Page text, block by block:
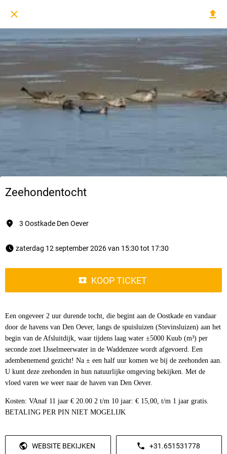
Zeehondentocht
3 Oostkade Den Oever
zaterdag 12 september 2026 van 15:30 tot 17:30
KOOP TICKET
Een ongeveer 2 uur durende tocht, die begint aan de Oostkade en vandaar
door de havens van Den Oever, langs de spuisluizen (Stevinsluizen) aan het
begin van de Afsluitdijk, waar tijdens laag water ±5000 Kuub (m³) per
seconde zoet IJsselmeerwater in de Waddenzee wordt afgevoerd. Een
adembenemend gezicht! Na ± een half uur komen we bij de zeehonden aan.
U kunt deze zeehonden in hun natuurlijke omgeving bekijken. Met de
vloed varen we weer naar de haven van Den Oever.
Kosten: VAnaf 11 jaar € 20.00 2 t/m 10 jaar: € 15,00, t/m 1 jaar gratis.
BETALING PER PIN NIET MOGELIJK
WEBSITE BEKIJKEN +31.651531778